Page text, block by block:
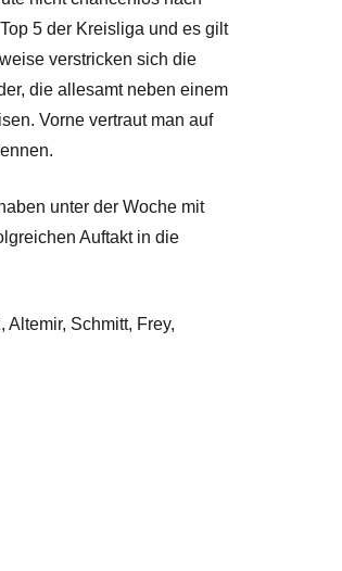
5 der Kreisliga und es gilt
verstricken sich die
die allesamt neben einem
Vorne vertraut man auf
unter der Woche mit
Auftakt in die
Schmitt, Frey,